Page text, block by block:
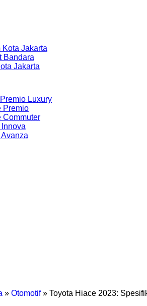
Jakarta
Bandara
Jakarta
Luxury
Premio
Commuter
» Otomotif» Toyota Hiace 2023: